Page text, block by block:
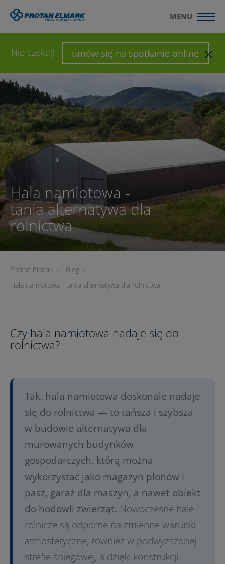
Nie czekaj! umów się na spotkanie online
MENU
WYŚLIJ ZAPYTANIE SKONFIGURUJ HALĘ
Hala namiotowa -
tania alternatywa dla
rolnictwa
Protan Elmark - Blog -
Hala namiotowa - tania alternatywa dla rolnictwa
Czy hala namiotowa nadaje się do
rolnictwa?
Tak, hala namiotowa doskonale nadaje
się do rolnictwa — to tańsza i szybsza
w budowie alternatywa dla
murowanych budynków
gospodarczych, którą można
wykorzystać jako magazyn plonów i
pasz, garaż dla maszyn, a nawet obiekt
do hodowli zwierząt. Nowoczesne hale
rolnicze są odporne na zmienne warunki
atmosferyczne, również w podwyższonej
strefie śniegowej, a dzięki konstrukcji